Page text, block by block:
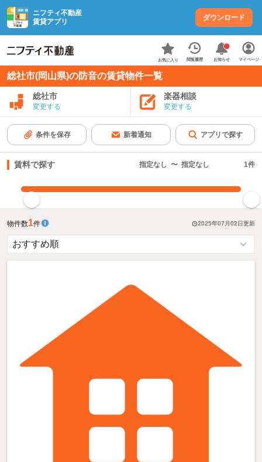
ニフティ不動産
賃貸アプリ
ダウンロード
お気に入り 閲覧履歴 お知らせ マイページ
総社市(岡山県)の防音の賃貸物件一覧
総社市
変更する
楽器相談
変更する
条件を保存 新着通知 アプリで探す
賃料で探す 指定なし 〜 指定なし 1件
物件数1件 2025年07月02日更新